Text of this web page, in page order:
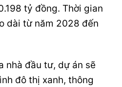
tỷ đồng. Thời gian
dài từ năm 2028 đến
nhà đầu tư, dự án sẽ
đô thị xanh, thông